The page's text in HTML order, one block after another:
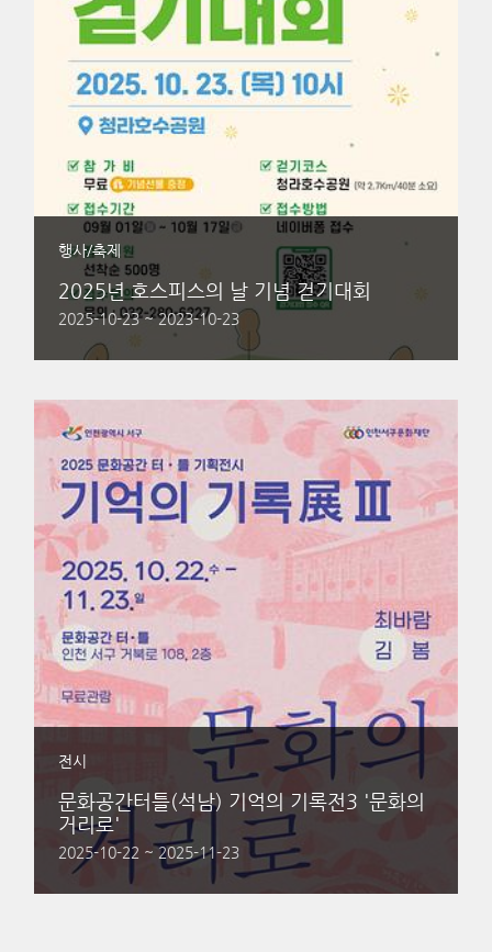
행사/축제
2025년 호스피스의 날 기념 걷기대회
2025-10-23 ~ 2023-10-23
전시
문화공간터틀(석남) 기억의 기록전3 '문화의
거리로'
2025-10-22 ~ 2025-11-23